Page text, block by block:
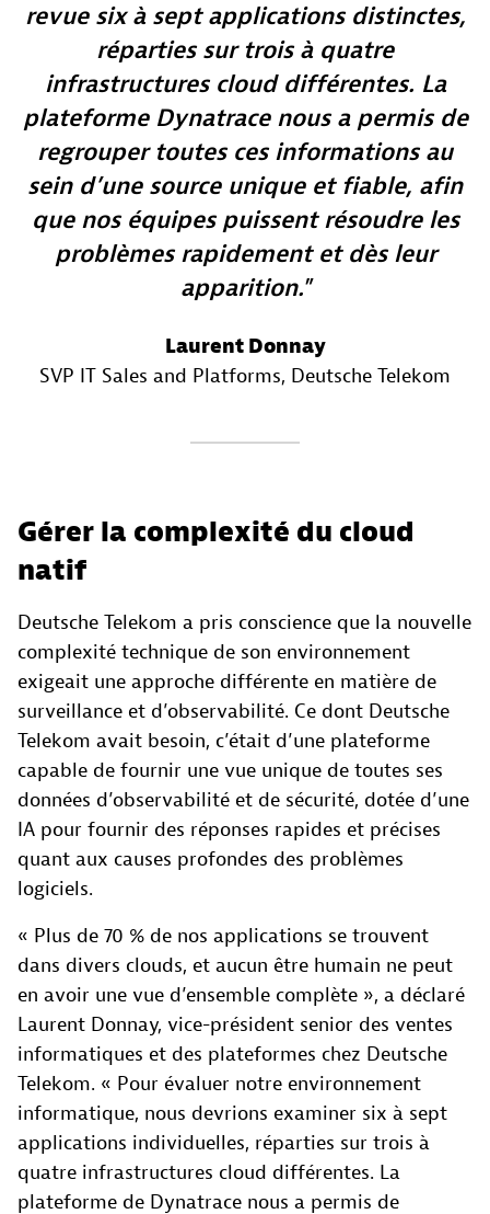
revue six à sept applications distinctes,
réparties sur trois à quatre
infrastructures cloud différentes. La
plateforme Dynatrace nous a permis de
regrouper toutes ces informations au
sein d’une source unique et fiable, afin
que nos équipes puissent résoudre les
problèmes rapidement et dès leur
apparition.
Laurent Donnay
SVP IT Sales and Platforms, Deutsche Telekom
Gérer la complexité du cloud
natif
Deutsche Telekom a pris conscience que la nouvelle
complexité technique de son environnement
exigeait une approche différente en matière de
surveillance et d’observabilité. Ce dont Deutsche
Telekom avait besoin, c’était d’une plateforme
capable de fournir une vue unique de toutes ses
données d’observabilité et de sécurité, dotée d’une
IA pour fournir des réponses rapides et précises
quant aux causes profondes des problèmes
logiciels.
« Plus de 70 % de nos applications se trouvent
dans divers clouds, et aucun être humain ne peut
en avoir une vue d’ensemble complète », a déclaré
Laurent Donnay, vice-président senior des ventes
informatiques et des plateformes chez Deutsche
Telekom. « Pour évaluer notre environnement
informatique, nous devrions examiner six à sept
applications individuelles, réparties sur trois à
quatre infrastructures cloud différentes. La
plateforme de Dynatrace nous a permis de